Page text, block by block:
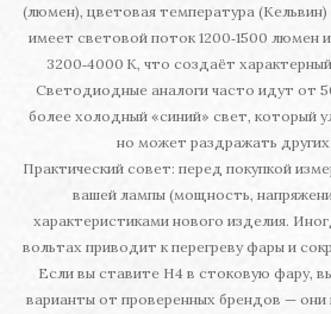
(люмен), цветовая температура
имеет световой поток 1200‑1500 люмен
3200‑4000 K, что создаёт
Светодиодные аналоги часто идут от
более холодный «синий» свет, который
но может раздражать
Практический совет: перед покупкой
вашей лампы (мощность,
характеристиками нового изделия.
вольтах приводит к перегреву фары и
Если вы ставите H4 в стоковую фару,
варианты от проверенных брендов —